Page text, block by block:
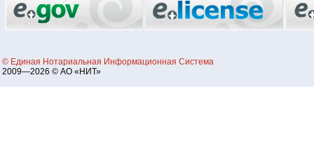
© Единая Нотариальная Информационная Система
2009—2026 © АО «НИТ»